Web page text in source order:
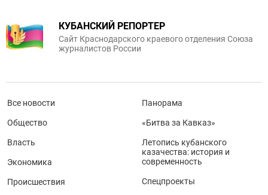
КУБАНСКИЙ РЕПОРТЕР
Сайт Краснодарского краевого отделения Союза
журналистов России
Все новости
Общество
Власть
Экономика
Происшествия
Панорама
«Битва за Кавказ»
Летопись кубанского
казачества: история и
современность
Спецпроекты